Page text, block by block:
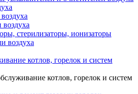
стерилизаторы, ионизаторы
воздуха
котлов, горелок и систем
котлов, горелок и систем